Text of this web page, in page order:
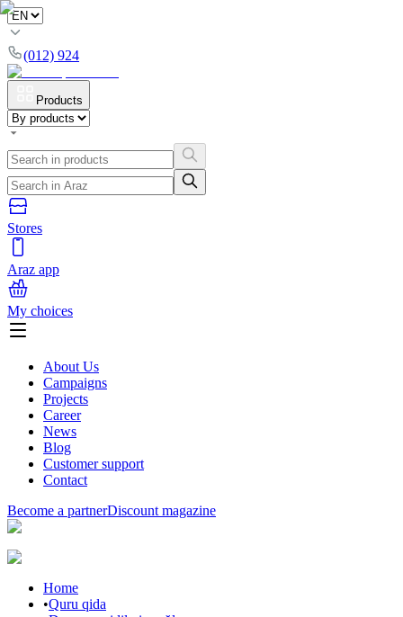
(012) 924
Products
Stores
Araz app
My choices
About Us
Campaigns
Projects
Career
News
Blog
Customer support
Contact
Become a partnerDiscount magazine
Home
•Quru qida